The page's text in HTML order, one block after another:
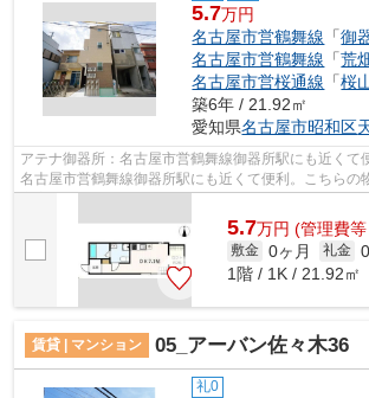
5.7万円
名古屋市営鶴舞線 「御
名古屋市営鶴舞線 「荒
名古屋市営桜通線 「桜
築6年 / 21.92㎡
愛知県名古屋市昭和区
アテナ御器所：名古屋市営鶴舞線御器所駅にも近くて
名古屋市営鶴舞線御器所駅にも近くて便利。こちらの
5.7万円 (管理費
敷金 0ヶ月 礼金
1階 / 1K / 21.92㎡
賃貸 | マンション 05_アーバン佐々木36
礼0